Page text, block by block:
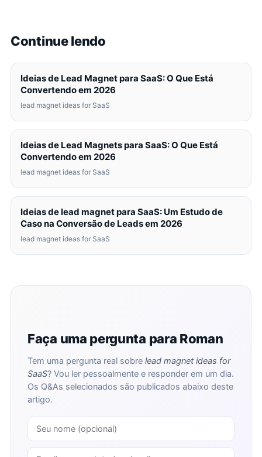
Continue lendo
Ideias de Lead Magnet para SaaS: O Que Está
Convertendo em 2026
lead magnet ideas for SaaS
Ideias de Lead Magnets para SaaS: O Que Está
Convertendo em 2026
lead magnet ideas for SaaS
Ideias de lead magnet para SaaS: Um Estudo de
Caso na Conversão de Leads em 2026
lead magnet ideas for SaaS
Faça uma pergunta para Roman
Tem uma pergunta real sobre lead magnet ideas for
SaaS? Vou ler pessoalmente e responder em um dia.
Os Q&As selecionados são publicados abaixo deste
artigo.